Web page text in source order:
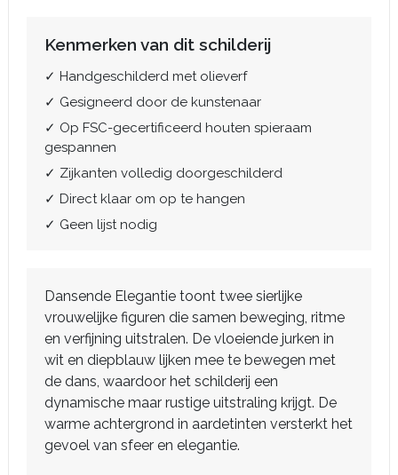
Kenmerken van dit schilderij
✓ Handgeschilderd met olieverf
✓ Gesigneerd door de kunstenaar
✓ Op FSC-gecertificeerd houten spieraam
gespannen
✓ Zijkanten volledig doorgeschilderd
✓ Direct klaar om op te hangen
✓ Geen lijst nodig
Dansende Elegantie toont twee sierlijke
vrouwelijke figuren die samen beweging, ritme
en verfijning uitstralen. De vloeiende jurken in
wit en diepblauw lijken mee te bewegen met
de dans, waardoor het schilderij een
dynamische maar rustige uitstraling krijgt. De
warme achtergrond in aardetinten versterkt het
gevoel van sfeer en elegantie.